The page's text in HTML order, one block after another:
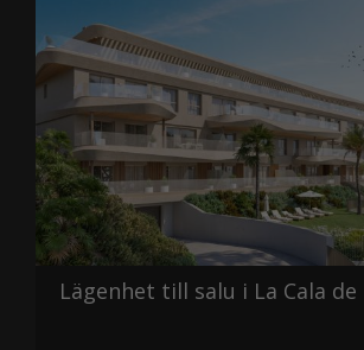
Lägenhet till salu i La Cala de